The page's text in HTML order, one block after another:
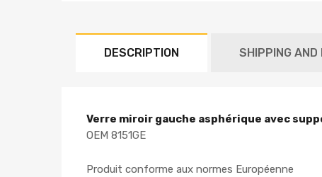
DESCRIPTION SHIPPING AND
Verre miroir gauche asphérique avec
OEM 8151GE
Produit conforme aux normes Européenne